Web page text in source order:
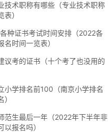
技术职称有哪些（专业技术职称
表）
种证书考试时间安排（2022各
名时间一览表）
议考的证书（十个考了也没用的
小学排名前100（南京小学排名
范生最后一年（2022年下半年非
以报名吗）